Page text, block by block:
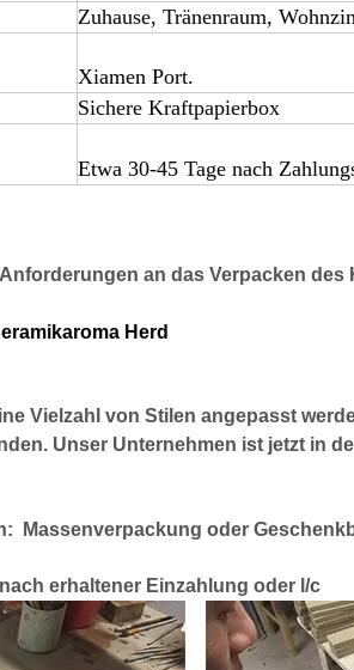
Zuhause, Tränenraum,
Xiamen Port.
Sichere Kraftpapierbox
Etwa 30-45 Tage nach
an das Verpacken
Herd
Vielzahl von Stilen angepasst
Unser Unternehmen ist jetzt in
Massenverpackung oder
erhaltener Einzahlung oder l/c